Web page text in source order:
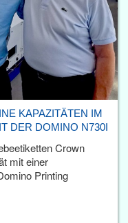
KAPAZITÄTEN IM
DER DOMINO N730I
Crown
mit einer
Printing